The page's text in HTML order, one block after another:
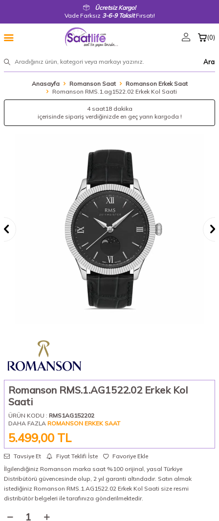
Ücretsiz Kargo!
Vade Farksız 3-6-9 TaksitFırsatı!
Ara
(0)
Anasayfa Romanson Saat
Romanson Erkek Saat
Romanson RMS.1.ag1522.02 Erkek Kol Saati
4 saat18 dakika
içerisinde sipariş verdiğinizde en geç yarın kargoda !
Romanson RMS.1.AG1522.02 Erkek Kol
Saati
ÜRÜN KODU : RMS1AG152202
DAHA FAZLA ROMANSON ERKEK SAAT
5.499,00 TL
Tavsiye Et Fiyat Teklifi İste
Favoriye Ekle
İlgilendiğiniz Romanson marka saat %100 orijinal, yasal Türkiye
Distribütörü güvencesinde olup, 2 yıl garanti altındadır. Satın almak
istediğiniz Romanson RMS.1.AG1522.02 Erkek Kol Saati size resmi
distribütör belgeleri ile tarafınıza gönderilmektedir.